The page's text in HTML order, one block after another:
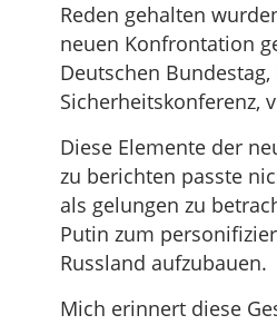
Reden gehalten
neuen Konfrontation
Deutschen
Sicherheitskonferenz,
Diese Elemente der
zu berichten passte
als gelungen zu
Putin zum
Russland aufzubauen.
Mich erinnert diese